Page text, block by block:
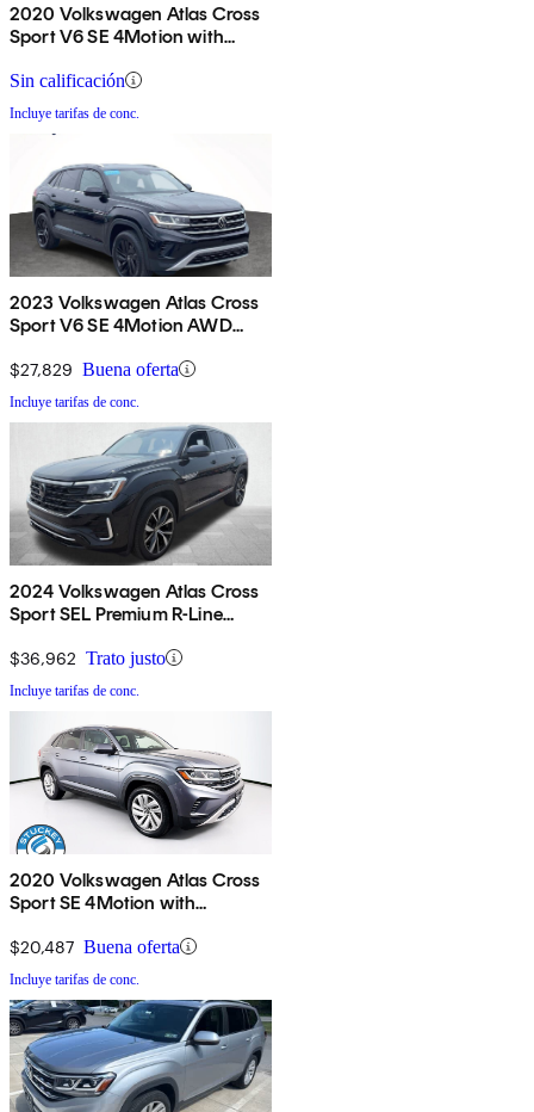
2020 Volkswagen Atlas Cross
Sport V6 SE 4Motion with
Sin calificación
Incluye tarifas de conc.
2023 Volkswagen Atlas Cross
Sport V6 SE 4Motion AWD
$27,829 Buena oferta
Incluye tarifas de conc.
2024 Volkswagen Atlas Cross
Sport SEL Premium R-Line
$36,962 Trato justo
Incluye tarifas de conc.
2020 Volkswagen Atlas Cross
Sport SE 4Motion with
$20,487 Buena oferta
Incluye tarifas de conc.